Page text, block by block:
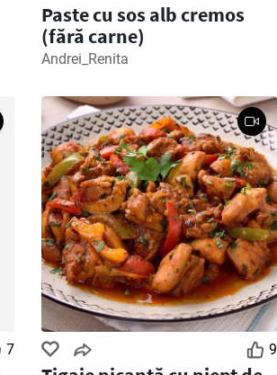
Paste cu sos alb cremos
(fără carne)
Andrei_Renita
7 9